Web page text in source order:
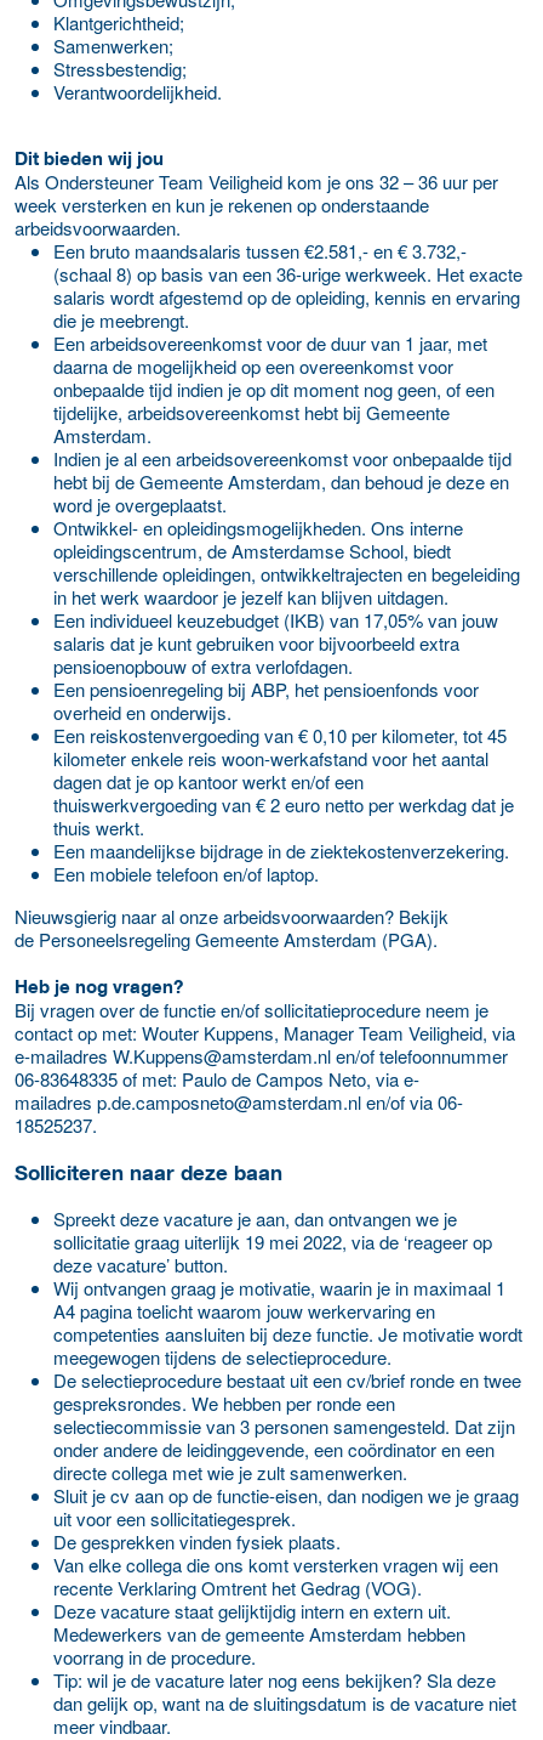
Klantgerichtheid;
Samenwerken;
Stressbestendig;
Verantwoordelijkheid.
Dit bieden wij jou
Als Ondersteuner Team Veiligheid kom je ons 32 – 36 uur per
week versterken en kun je rekenen op onderstaande
arbeidsvoorwaarden.
Een bruto maandsalaris tussen €2.581,- en € 3.732,-
(schaal 8) op basis van een 36-urige werkweek. Het exacte
salaris wordt afgestemd op de opleiding, kennis en ervaring
die je meebrengt.
Een arbeidsovereenkomst voor de duur van 1 jaar, met
daarna de mogelijkheid op een overeenkomst voor
onbepaalde tijd indien je op dit moment nog geen, of een
tijdelijke, arbeidsovereenkomst hebt bij Gemeente
Amsterdam.
Indien je al een arbeidsovereenkomst voor onbepaalde tijd
hebt bij de Gemeente Amsterdam, dan behoud je deze en
word je overgeplaatst.
Ontwikkel- en opleidingsmogelijkheden. Ons interne
opleidingscentrum, de Amsterdamse School, biedt
verschillende opleidingen, ontwikkeltrajecten en begeleiding
in het werk waardoor je jezelf kan blijven uitdagen.
Een individueel keuzebudget (IKB) van 17,05% van jouw
salaris dat je kunt gebruiken voor bijvoorbeeld extra
pensioenopbouw of extra verlofdagen.
Een pensioenregeling bij ABP, het pensioenfonds voor
overheid en onderwijs.
Een reiskostenvergoeding van € 0,10 per kilometer, tot 45
kilometer enkele reis woon-werkafstand voor het aantal
dagen dat je op kantoor werkt en/of een
thuiswerkvergoeding van € 2 euro netto per werkdag dat je
thuis werkt.
Een maandelijkse bijdrage in de ziektekostenverzekering.
Een mobiele telefoon en/of laptop.
Nieuwsgierig naar al onze arbeidsvoorwaarden? Bekijk
de Personeelsregeling Gemeente Amsterdam (PGA).
Heb je nog vragen?
Bij vragen over de functie en/of sollicitatieprocedure neem je
contact op met: Wouter Kuppens, Manager Team Veiligheid, via
e-mailadres W.Kuppens@amsterdam.nl en/of telefoonnummer
06-83648335 of met: Paulo de Campos Neto, via e-
mailadres p.de.camposneto@amsterdam.nl en/of via 06-
18525237.
Solliciteren naar deze baan
Spreekt deze vacature je aan, dan ontvangen we je
sollicitatie graag uiterlijk 19 mei 2022, via de ‘reageer op
deze vacature’ button.
Wij ontvangen graag je motivatie, waarin je in maximaal 1
A4 pagina toelicht waarom jouw werkervaring en
competenties aansluiten bij deze functie. Je motivatie wordt
meegewogen tijdens de selectieprocedure.
De selectieprocedure bestaat uit een cv/brief ronde en twee
gespreksrondes. We hebben per ronde een
selectiecommissie van 3 personen samengesteld. Dat zijn
onder andere de leidinggevende, een coördinator en een
directe collega met wie je zult samenwerken.
Sluit je cv aan op de functie-eisen, dan nodigen we je graag
uit voor een sollicitatiegesprek.
De gesprekken vinden fysiek plaats.
Van elke collega die ons komt versterken vragen wij een
recente Verklaring Omtrent het Gedrag (VOG).
Deze vacature staat gelijktijdig intern en extern uit.
Medewerkers van de gemeente Amsterdam hebben
voorrang in de procedure.
Tip: wil je de vacature later nog eens bekijken? Sla deze
dan gelijk op, want na de sluitingsdatum is de vacature niet
meer vindbaar.